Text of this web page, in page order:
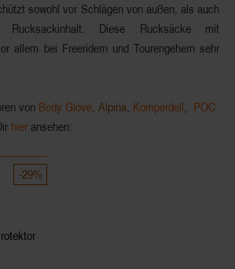
sowohl vor Schlägen von außen, als auch
Diese Rucksäcke mit
allem bei Freeridern und Tourengehern sehr
von Body Glove, Alpina, Komperdell, POC
hier ansehen:
-29%